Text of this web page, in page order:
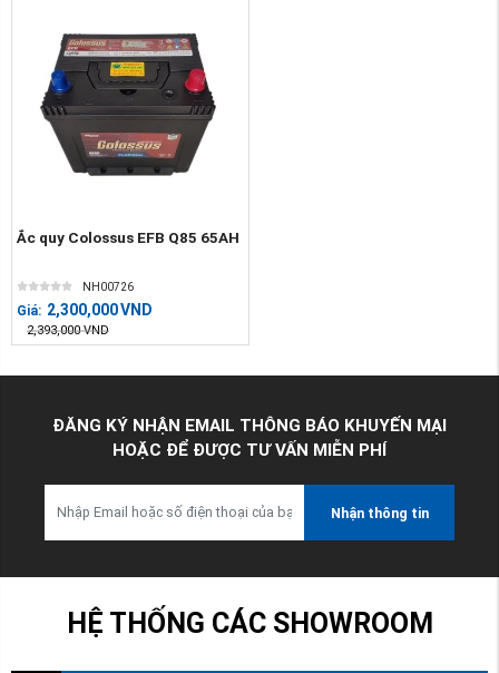
Ắc quy Colossus EFB Q85 65AH
NH00726
Giá: 2,300,000VND
2,393,000 VND
ĐĂNG KÝ NHẬN EMAIL THÔNG BÁO KHUYẾN MẠI
HOẶC ĐỂ ĐƯỢC TƯ VẤN MIỄN PHÍ
Nhận thông tin
HỆ THỐNG CÁC SHOWROOM